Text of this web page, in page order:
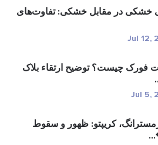
خشکی در مقابل خشکی: تفاوت‌های
Jul 12,
فورک چیست؟ توضیح ارتقاء بلاک
Jul 5,
کریپتو: ظهور و سقوط